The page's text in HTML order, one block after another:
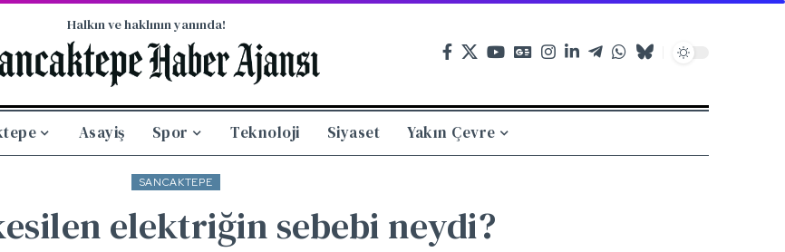
Halkın ve haklının yanında!
Asayiş Spor Teknoloji Siyaset Yakın Çevre
SANCAKTEPE
elektriğin sebebi neydi?